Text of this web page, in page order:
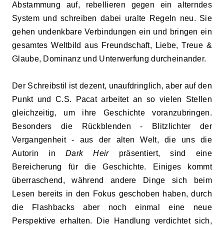
Abstammung auf, rebellieren gegen ein alterndes
System und schreiben dabei uralte Regeln neu. Sie
gehen undenkbare Verbindungen ein und bringen ein
gesamtes Weltbild aus Freundschaft, Liebe, Treue &
Glaube, Dominanz und Unterwerfung durcheinander.
Der Schreibstil ist dezent, unaufdringlich, aber auf den
Punkt und C.S. Pacat arbeitet an so vielen Stellen
gleichzeitig, um ihre Geschichte voranzubringen.
Besonders die Rückblenden - Blitzlichter der
Vergangenheit - aus der alten Welt, die uns die
Autorin in Dark Heirpräsentiert, sind eine
Bereicherung für die Geschichte. Einiges kommt
überraschend, während andere Dinge sich beim
Lesen bereits in den Fokus geschoben haben, durch
die Flashbacks aber noch einmal eine neue
Perspektive erhalten. Die Handlung verdichtet sich,